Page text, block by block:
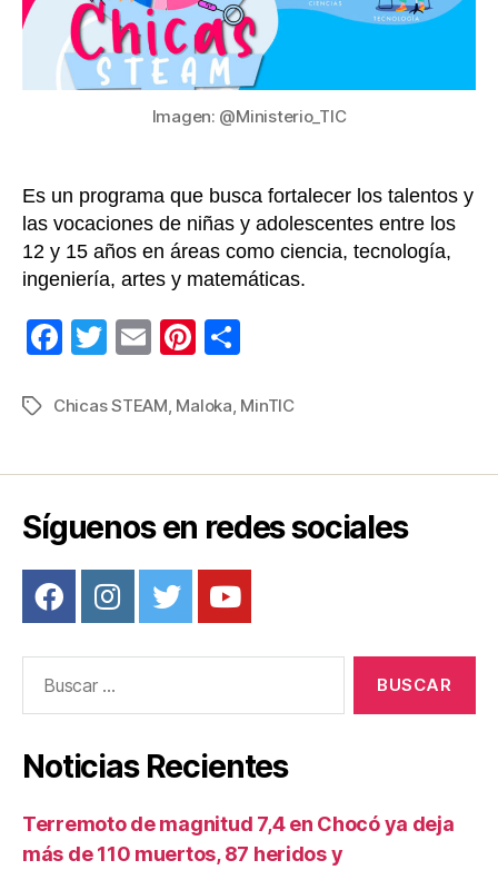
y
Imagen: @Ministerio_TIC
Es un programa que busca fortalecer los talentos y
las vocaciones de niñas y adolescentes entre los
12 y 15 años en áreas como ciencia, tecnología,
ingeniería, artes y matemáticas.
F
c
b
o
o
k
T
tt
E
ail
Pi
er
st
m
ar
tir
Etiquetas
Chicas STEAM, Maloka, MinTIC
Síguenos en redes sociales
Noticias Recientes
Terremoto de magnitud 7,4 en Chocó ya deja
más de 110 muertos, 87 heridos y